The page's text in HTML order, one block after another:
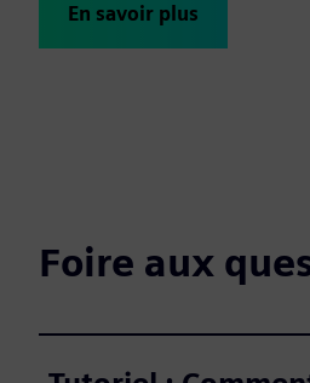
En savoir plus
Foire aux